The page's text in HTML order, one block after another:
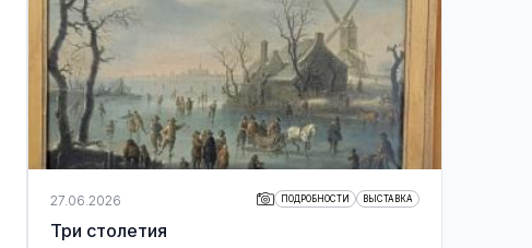
27.06.2026 ПОДРОБНОСТИ ВЫСТАВКА
Три столетия